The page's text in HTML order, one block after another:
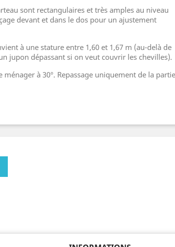
sont rectangulaires et très amples au niveau
devant et dans le dos pour un ajustement
à une stature entre 1,60 et 1,67 m (au-delà de
jupon dépassant si on veut couvrir les chevilles).
ménager à 30°. Repassage uniquement de la partie